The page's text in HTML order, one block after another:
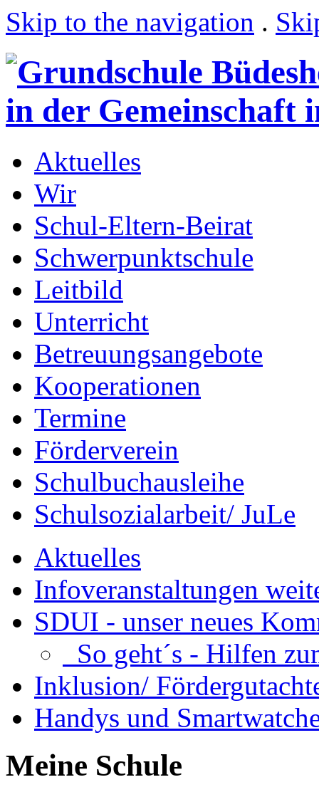
Skip to the navigation .
Aktuelles
Wir
Schul-Eltern-Beirat
Schwerpunktschule
Leitbild
Unterricht
Betreuungsangebote
Kooperationen
Termine
Förderverein
Schulbuchausleihe
Schulsozialarbeit/ JuLe
Aktuelles
Infoveranstaltungen
SDUI - unser neues
So geht´s - Hilfen
Inklusion/
Handys und
Meine Schule